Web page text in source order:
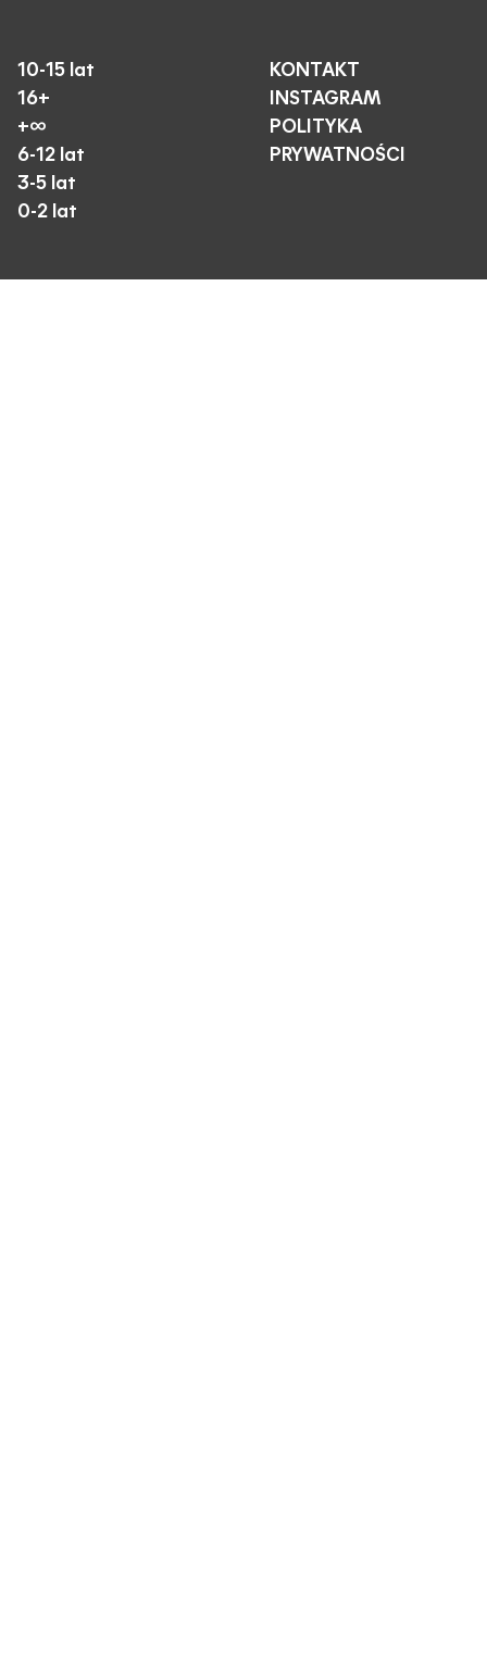
10-15 lat
16+
+∞
6-12 lat
3-5 lat
0-2 lat
KONTAKT
INSTAGRAM
POLITYKA
PRYWATNOŚCI